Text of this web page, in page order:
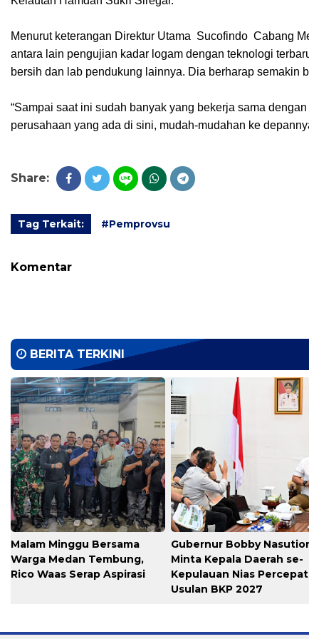
Menurut keterangan Direktur Utama Sucofindo Cabang
antara lain pengujian kadar logam dengan teknologi
bersih dan lab pendukung lainnya. Dia berharap semakin
“Sampai saat ini sudah banyak yang bekerja sama
perusahaan yang ada di sini, mudah-mudahan ke
Share:
Tag Terkait: #Pemprovsu
Komentar
BERITA TERKINI
Malam Minggu Bersama
Warga Medan Tembung,
Rico Waas Serap Aspirasi
Gubernur Bobby
Minta Kepala Daerah se-
Kepulauan Nias Percepat
Usulan BKP 2027